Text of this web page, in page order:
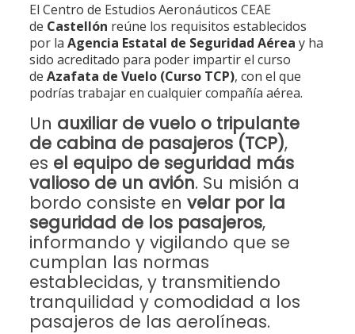
El Centro de Estudios Aeronáuticos CEAE
de Castellón reúne los requisitos establecidos
por la Agencia Estatal de Seguridad Aérea y ha
sido acreditado para poder impartir el curso
de Azafata de Vuelo (Curso TCP), con el que
podrías trabajar en cualquier compañía aérea.
Un auxiliar de vuelo o tripulante
de cabina de pasajeros (TCP),
es el equipo de seguridad más
valioso de un avión. Su misión a
bordo consiste en velar por la
seguridad de los pasajeros,
informando y vigilando que se
cumplan las normas
establecidas, y transmitiendo
tranquilidad y comodidad a los
pasajeros de las aerolíneas.